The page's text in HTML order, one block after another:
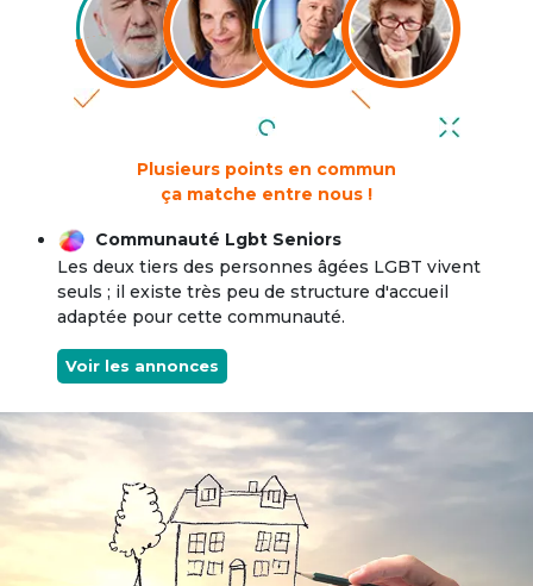
Plusieurs points en commun
ça matche entre nous !
Communauté Lgbt Seniors
Les deux tiers des personnes âgées LGBT vivent
seuls ; il existe très peu de structure d'accueil
adaptée pour cette communauté.
Voir les annonces